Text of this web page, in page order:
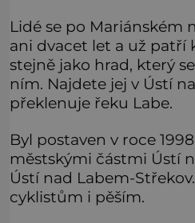
Lidé se po Mariánském
ani dvacet let a už patří
stejně jako hrad, který
ním. Najdete jej v Ústí
překlenuje řeku Labe.
Byl postaven v roce
městskými částmi Ústí
Ústí nad Labem-
cyklistům i pěším.